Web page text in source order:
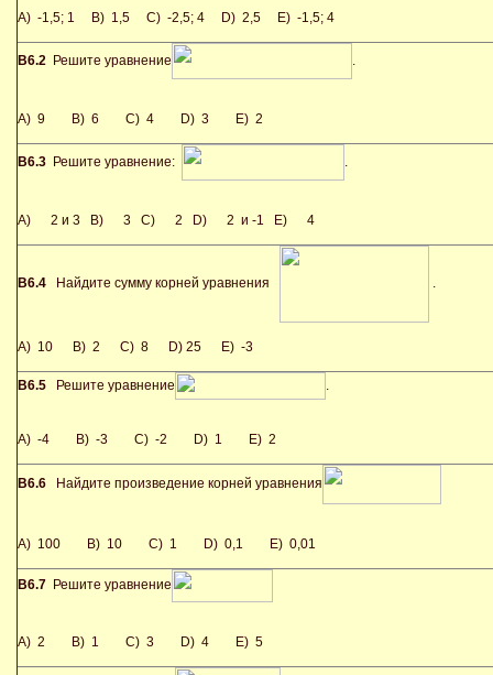
A) -1,5; 1 B) 1,5 C) -2,5; 4 D) 2,5 E) -1,5; 4
В6.2 Решите уравнение
A) 9 B) 6 C) 4 D) 3 E) 2
В6.3 Решите уравнение:
A) 2 и 3 B) 3 C) 2 D) 2 и -1 E) 4
В6.4 Найдите сумму корней уравнения .
A) 10 B) 2 C) 8 D) 25 E) -3
В6.5 Решите уравнение .
A) -4 B) -3 C) -2 D) 1 E) 2
В6.6 Найдите произведение корней уравнения
A) 100 B) 10 C) 1 D) 0,1 E) 0,01
В6.7 Решите уравнение
A) 2 B) 1 C) 3 D) 4 E) 5